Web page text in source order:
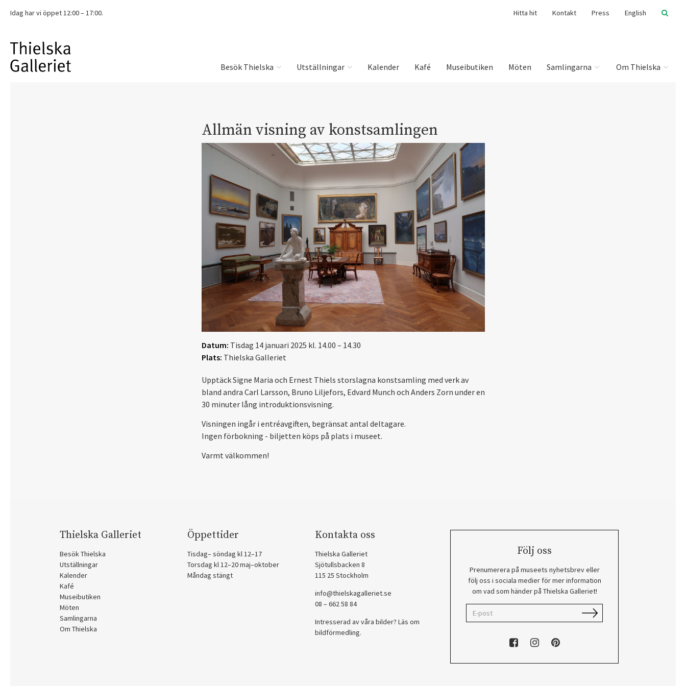
Idag har vi öppet 12:00 – 17:00. Hitta hit Kontakt Press English
Besök Thielska Utställningar Kalender Kafé Museibutiken Möten Samlingarna Om Thielska
Allmän visning av konstsamlingen
Datum: Tisdag 14 januari 2025 kl. 14.00 – 14.30
Plats: Thielska Galleriet
Upptäck Signe Maria och Ernest Thiels storslagna konstsamling med verk av
bland andra Carl Larsson, Bruno Liljefors, Edvard Munch och Anders Zorn under en
30 minuter lång introduktionsvisning.
Visningen ingår i entréavgiften, begränsat antal deltagare.
Ingen förbokning - biljetten köps på plats i museet.
Varmt välkommen!
Thielska Galleriet
Besök Thielska
Utställningar
Kalender
Kafé
Museibutiken
Möten
Samlingarna
Om Thielska
Öppettider
Tisdag– söndag kl 12–17
Torsdag kl 12–20 maj–oktober
Måndag stängt
Kontakta oss
Thielska Galleriet
Sjötullsbacken 8
115 25 Stockholm
info@thielskagalleriet.se
08 – 662 58 84
Intresserad av våra bilder? Läs om
bildförmedling.
Följ oss
Prenumerera på museets nyhetsbrev eller
följ oss i sociala medier för mer information
om vad som händer på Thielska Galleriet!